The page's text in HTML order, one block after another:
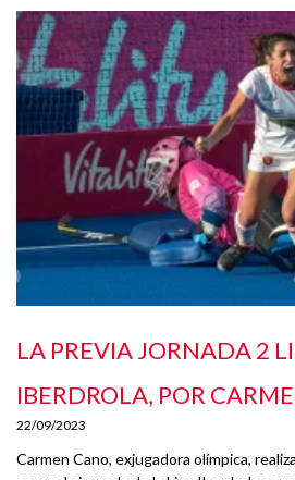
LA PREVIA JORNADA 2
IBERDROLA, POR
22/09/2023
Carmen Cano, exjugadora olímpica,